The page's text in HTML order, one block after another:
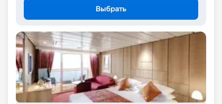
Выбрать